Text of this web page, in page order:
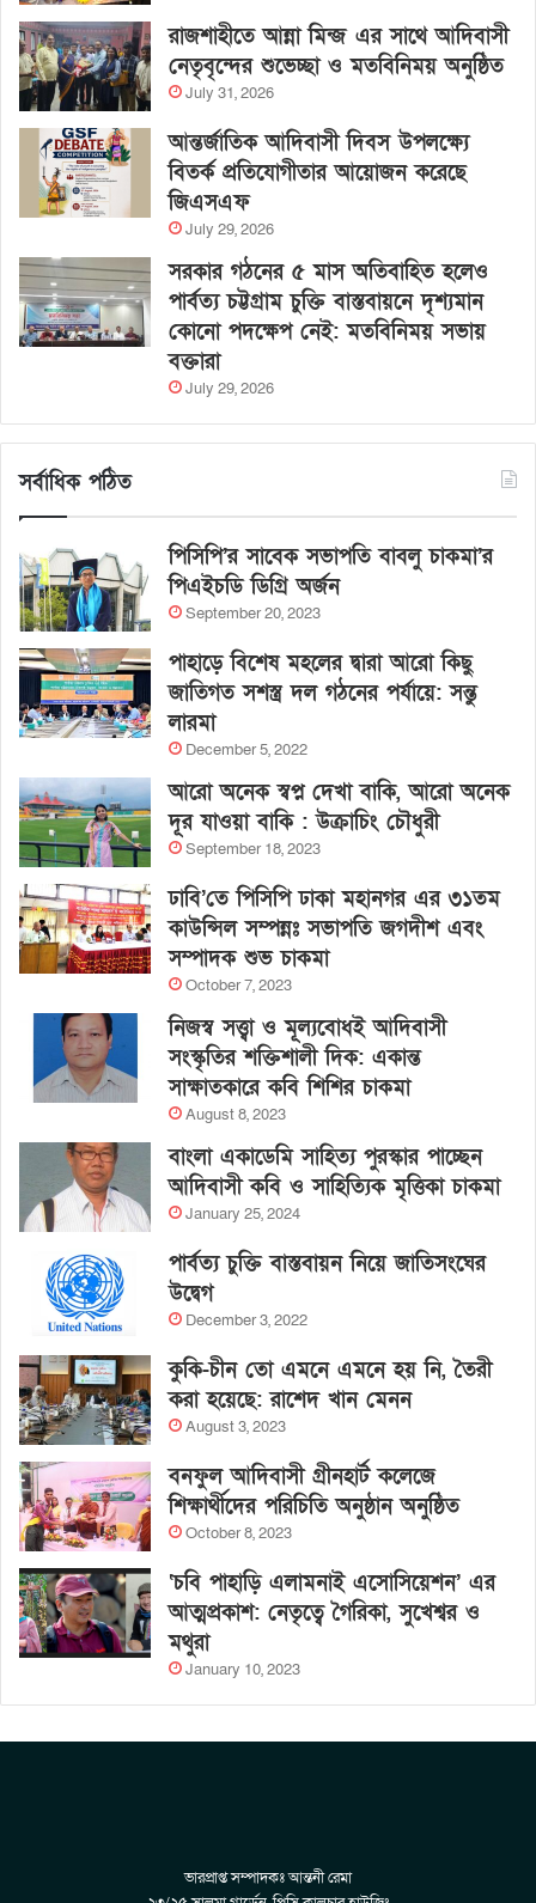
রাজশাহীতে আন্না মিন্জ এর সাথে আদিবাসী
নেতৃবৃন্দের শুভেচ্ছা ও মতবিনিময় অনুষ্ঠিত
July 31, 2026
আন্তর্জাতিক আদিবাসী দিবস উপলক্ষ্যে
বিতর্ক প্রতিযোগীতার আয়োজন করেছে
জিএসএফ
July 29, 2026
সরকার গঠনের ৫ মাস অতিবাহিত হলেও
পার্বত্য চট্টগ্রাম চুক্তি বাস্তবায়নে দৃশ্যমান
কোনো পদক্ষেপ নেই: মতবিনিময় সভায়
বক্তারা
July 29, 2026
সর্বাধিক পঠিত
পিসিপি’র সাবেক সভাপতি বাবলু চাকমা’র
পিএইচডি ডিগ্রি অর্জন
September 20, 2023
পাহাড়ে বিশেষ মহলের দ্বারা আরো কিছু
জাতিগত সশস্ত্র দল গঠনের পর্যায়ে: সন্তু
লারমা
December 5, 2022
আরো অনেক স্বপ্ন দেখা বাকি, আরো অনেক
দূর যাওয়া বাকি : উক্রাচিং চৌধুরী
September 18, 2023
ঢাবি’তে পিসিপি ঢাকা মহানগর এর ৩১তম
কাউন্সিল সম্পন্নঃ সভাপতি জগদীশ এবং
সম্পাদক শুভ চাকমা
October 7, 2023
নিজস্ব সত্ত্বা ও মূল্যবোধই আদিবাসী
সংস্কৃতির শক্তিশালী দিক: একান্ত
সাক্ষাতকারে কবি শিশির চাকমা
August 8, 2023
বাংলা একাডেমি সাহিত্য পুরস্কার পাচ্ছেন
আদিবাসী কবি ও সাহিত্যিক মৃত্তিকা চাকমা
January 25, 2024
পার্বত্য চুক্তি বাস্তবায়ন নিয়ে জাতিসংঘের
উদ্বেগ
December 3, 2022
কুকি-চীন তো এমনে এমনে হয় নি, তৈরী
করা হয়েছে: রাশেদ খান মেনন
August 3, 2023
বনফুল আদিবাসী গ্রীনহার্ট কলেজে
শিক্ষার্থীদের পরিচিতি অনুষ্ঠান অনুষ্ঠিত
October 8, 2023
‘চবি পাহাড়ি এলামনাই এসোসিয়েশন’ এর
আত্মপ্রকাশ: নেতৃত্বে গৈরিকা, সুখেশ্বর ও
মথুরা
January 10, 2023
ভারপ্রাপ্ত সম্পাদকঃ আন্তনী রেমা